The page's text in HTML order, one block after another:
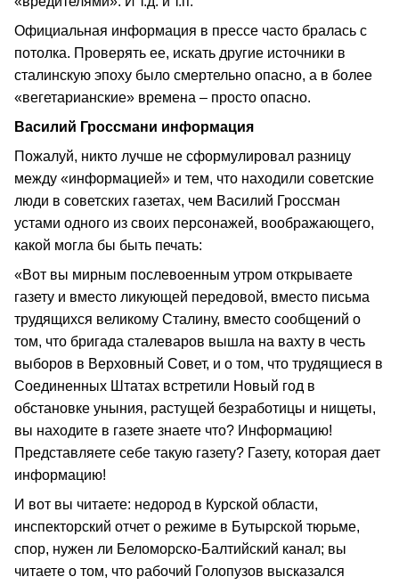
Официальная информация в прессе часто бралась с
потолка. Проверять ее, искать другие источники в
сталинскую эпоху было смертельно опасно, а в более
«вегетарианские» времена – просто опасно.
Василий Гроссмани информация
Пожалуй, никто лучше не сформулировал разницу
между «информацией» и тем, что находили советские
люди в советских газетах, чем Василий Гроссман
устами одного из своих персонажей, воображающего,
какой могла бы быть печать:
«Вот вы мирным послевоенным утром открываете
газету и вместо ликующей передовой, вместо письма
трудящихся великому Сталину, вместо сообщений о
том, что бригада сталеваров вышла на вахту в честь
выборов в Верховный Совет, и о том, что трудящиеся в
Соединенных Штатах встретили Новый год в
обстановке уныния, растущей безработицы и нищеты,
вы находите в газете знаете что? Информацию!
Представляете себе такую газету? Газету, которая дает
информацию!
И вот вы читаете: недород в Курской области,
инспекторский отчет о режиме в Бутырской тюрьме,
спор, нужен ли Беломорско-Балтийский канал; вы
читаете о том, что рабочий Голопузов высказался